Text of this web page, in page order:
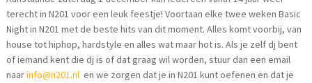
terecht in N201 voor een leuk feestje! Voortaan elke twee weken Basic
Night in N201 met de beste hits van dit moment. Alles komt voorbij, van
house tot hiphop, hardstyle en alles wat maar hot is. Als je zelf dj bent
of iemand kent die dj is of dat graag wil worden, stuur dan een email
naarinfo@n201.nl en we zorgen dat je in N201 kunt oefenen en dat je